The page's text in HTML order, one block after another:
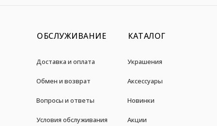
ОБСЛУЖИВАНИЕ
Доставка и оплата
Обмен и возврат
Вопросы и ответы
КАТАЛОГ
Украшения
Аксессуары
Новинки
Акции
Условия обслуживания